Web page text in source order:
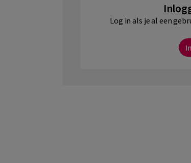
Log in als je al een